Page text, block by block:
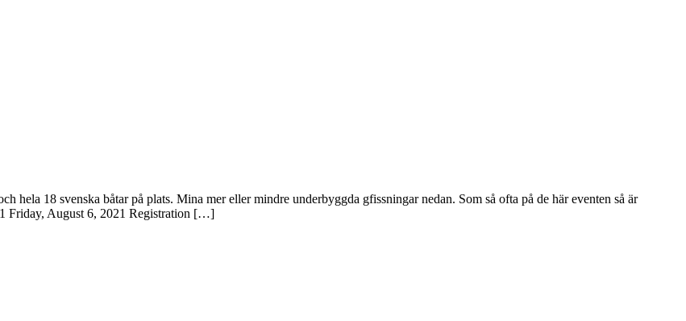
18 svenska båtar på plats. Mina mer eller mindre underbyggda gfissningar nedan. Som så ofta på de här eventen så är
Friday, August 6, 2021 Registration […]